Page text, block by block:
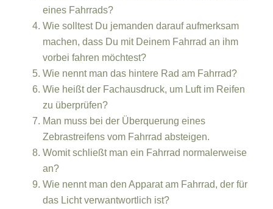
eines Fahrrads?
Wie solltest Du jemanden darauf aufmerksam
machen, dass Du mit Deinem Fahrrad an ihm
vorbei fahren möchtest?
Wie nennt man das hintere Rad am Fahrrad?
Wie heißt der Fachausdruck, um Luft im Reifen
zu überprüfen?
Man muss bei der Überquerung eines
Zebrastreifens vom Fahrrad absteigen.
Womit schließt man ein Fahrrad normalerweise
an?
Wie nennt man den Apparat am Fahrrad, der für
das Licht verwantwortlich ist?